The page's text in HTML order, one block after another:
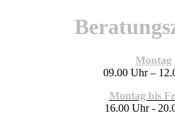
Montag
09.00 Uhr –
Montag bis
16.00 Uhr -